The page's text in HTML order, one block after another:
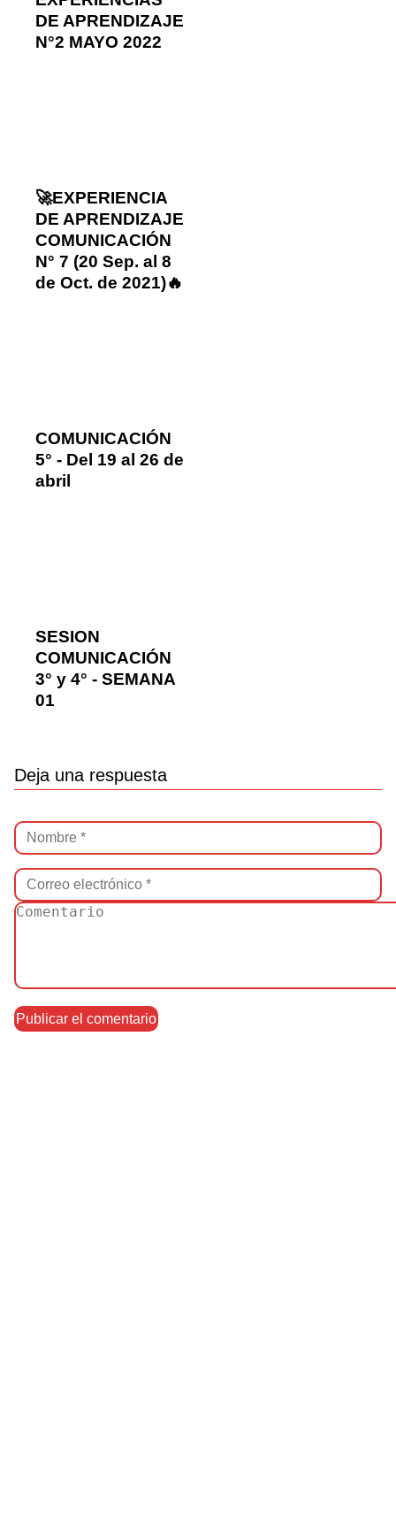
DE APRENDIZAJE
N°2 MAYO 2022
🚀EXPERIENCIA
DE APRENDIZAJE
COMUNICACIÓN
N° 7 (20 Sep. al 8
de Oct. de 2021)🔥
COMUNICACIÓN
5° - Del 19 al 26 de
abril
SESION
COMUNICACIÓN
3° y 4° - SEMANA
01
Deja una respuesta